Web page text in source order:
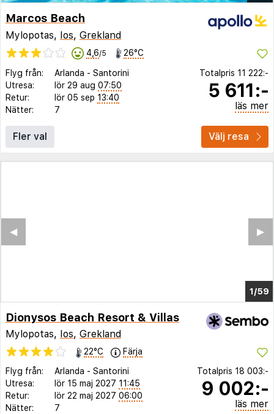
Marcos Beach
Mylopotas, Ios, Grekland
4,6/5 26°C
Flyg från: Arlanda - Santorini
Utresa:
lör 29 aug 07:50
Retur:
lör 05 sep 13:40
Nätter:
7
Totalpris 11 222:-
5 611:-
läs mer
Fler val Välj resa
1/54
▶︎
◀︎
Dionysos Beach Resort & Villas
Mylopotas, Ios, Grekland
22°C
Färja
Flyg från:
Arlanda - Santorini
Utresa:
lör 15 maj 2027 11:45
Retur:
lör 22 maj 2027 06:00
Nätter:
7
Totalpris 18 003:-
9 002:-
läs mer